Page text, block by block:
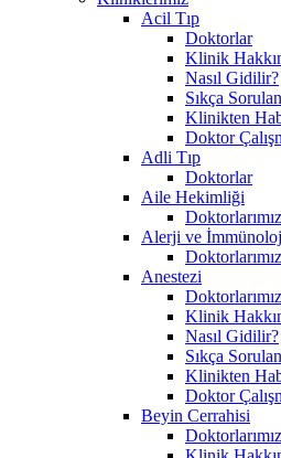
Acil Tıp
Doktorlar
Klinik
Nasıl Gidilir?
Sıkça
Klinikten
Doktor
Adli Tıp
Doktorlar
Aile Hekimliği
Doktorlarımız
Alerji ve
Doktorlarımız
Anestezi
Doktorlarımız
Klinik
Nasıl Gidilir?
Sıkça
Klinikten
Doktor
Beyin Cerrahisi
Doktorlarımız